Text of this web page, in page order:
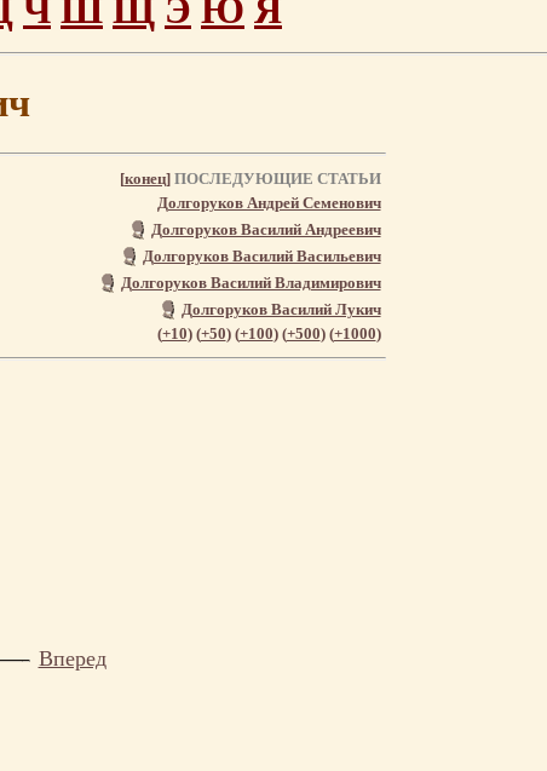
Ч Ш Щ Э Ю Я
[конец]ПОСЛЕДУЮЩИЕ СТАТЬИ
Долгоруков Андрей Семенович
Долгоруков Василий Андреевич
Долгоруков Василий Васильевич
Долгоруков Василий Владимирович
Долгоруков Василий Лукич
(+10) (+50) (+100) (+500) (+1000)
Вперед